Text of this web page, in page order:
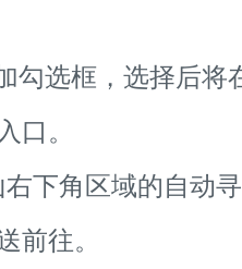
选框，选择后将
。
角区域的自动
前往。